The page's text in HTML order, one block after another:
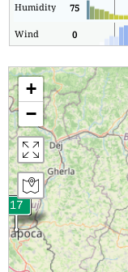
Humidity 75
Wind 0
+
−